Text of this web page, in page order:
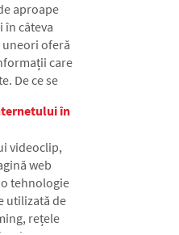
aproape
câteva
uneori oferă
care
De ce se
sunt așa-
AI? În
modele de
generează
cum
să
în
videoclip,
web
tehnologie
utilizată de
rețele